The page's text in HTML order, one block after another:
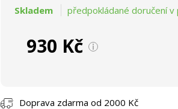
Skladem předpokládané doručení v
930 Kč
Doprava zdarma od 2000 Kč